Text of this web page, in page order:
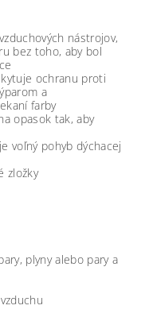
nástrojov,
bez toho, aby bol
ochranu proti
a
farby
opasok tak, aby
voľný pohyb dýchacej
zložky
plyny alebo pary a